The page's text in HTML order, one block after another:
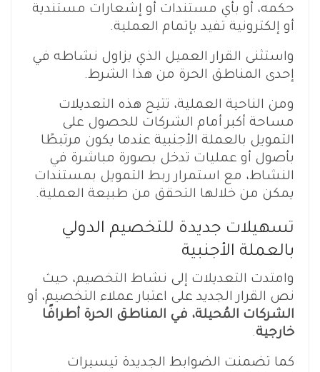
حكمه، أو بأي مستندات أو إشعارات مستندية
أو إلكترونية تفيد بإتمام العملية.
واستثنى القرار العميل الذي يزاول نشاطه في
إحدى المناطق الحرة من هذا الشرط.
ومن الناحية العملية، تتيح هذه التعديلات
مساحة أكبر أمام الشركات للحصول على
التمويل بالعملة الأجنبية عندما يكون مرتبطًا
بأصول أو عمليات تدخل بصورة مباشرة في
النشاط، مع استمرار ربط التمويل بمستندات
يمكن من خلالها التحقق من طبيعة العملية.
تسهيلات جديدة للتخصيم الدولي
بالعملة الأجنبية
وامتدت التعديلات إلى نشاط التخصيم، حيث
نص القرار الجديد على اعتبار عملاء التخصيم، أو
الشركات المُحيلة، في المناطق الحرة أطرافًا
خارجية.
كما تضمنت الضوابط الجديدة تيسيرات